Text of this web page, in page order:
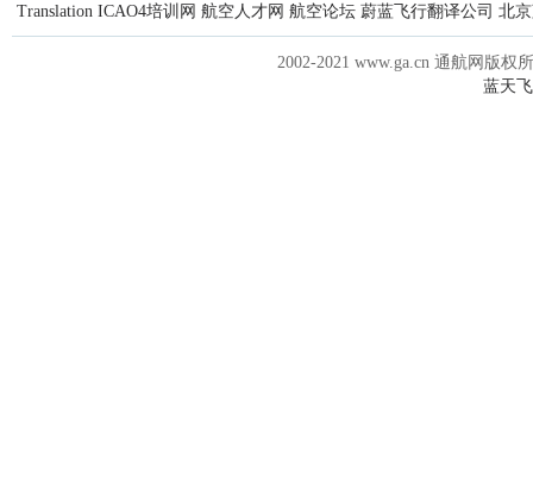
Translation ICAO4培训网 航空人才网 航空论坛 蔚蓝飞行翻译公司 北
2002-2021 www.ga.cn 通航网版权
蓝天